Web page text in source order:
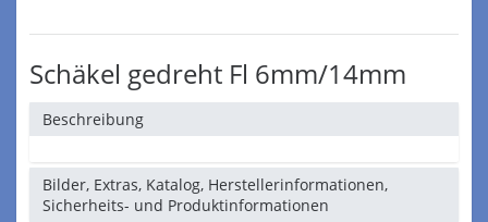
Schäkel gedreht Fl 6mm/14mm
Beschreibung
Bilder, Extras, Katalog, Herstellerinformationen,
Sicherheits- und Produktinformationen